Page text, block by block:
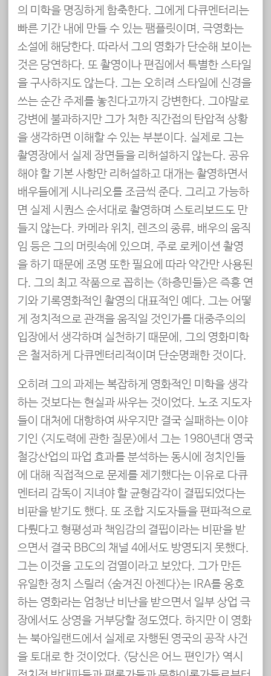
의 미학을 명징하게 함축한다. 그에게 다큐멘터리는
빠른 기간 내에 만들 수 있는 팸플릿이며, 극영화는
소설에 해당한다. 따라서 그의 영화가 단순해 보이는
것은 당연하다. 또 촬영이나 편집에서 특별한 스타일
을 구사하지도 않는다. 그는 오히려 스타일에 신경을
쓰는 순간 주제를 놓친다고까지 강변한다. 그야말로
강변에 불과하지만 그가 처한 직간접의 탄압적 상황
을 생각하면 이해할 수 있는 부분이다. 실제로 그는
촬영장에서 실제 장면들을 리허설하지 않는다. 공유
해야 할 기본 사항만 리허설하고 대개는 촬영하면서
배우들에게 시나리오를 조금씩 준다. 그리고 가능하
면 실제 시퀀스 순서대로 촬영하며 스토리보드도 만
들지 않는다. 카메라 위치, 렌즈의 종류, 배우의 움직
임 등은 그의 머릿속에 있으며, 주로 로케이션 촬영
을 하기 때문에 조명 또한 필요에 따라 약간만 사용된
다. 그의 최고 작품으로 꼽히는 <하층민들>은 즉흥 연
기와 기록영화적인 촬영의 대표적인 예다. 그는 어떻
게 정치적으로 관객을 움직일 것인가를 대중주의의
입장에서 생각하며 실천하기 때문에, 그의 영화미학
은 철저하게 다큐멘터리적이며 단순명쾌한 것이다.
오히려 그의 과제는 복잡하게 영화적인 미학을 생각
하는 것보다는 현실과 싸우는 것이었다. 노조 지도자
들이 대처에 대항하여 싸우지만 결국 실패하는 이야
기인 <지도력에 관한 질문>에서 그는 1980년대 영국
철강산업의 파업 효과를 분석하는 동시에 정치인들
에 대해 직접적으로 문제를 제기했다는 이유로 다큐
멘터리 감독이 지녀야 할 균형감각이 결핍되었다는
비판을 받기도 했다. 또 조합 지도자들을 편파적으로
다뤘다고 형평성과 책임감의 결핍이라는 비판을 받
으면서 결국 BBC의 채널 4에서도 방영되지 못했다.
그는 이것을 고도의 검열이라고 보았다. 그가 만든
유일한 정치 스릴러 <숨겨진 아젠다>는 IRA를 옹호
하는 영화라는 엄청난 비난을 받으면서 일부 상업 극
장에서도 상영을 거부당할 정도였다. 하지만 이 영화
는 북아일랜드에서 실제로 자행된 영국의 공작 사건
을 토대로 한 것이었다. <당신은 어느 편인가> 역시